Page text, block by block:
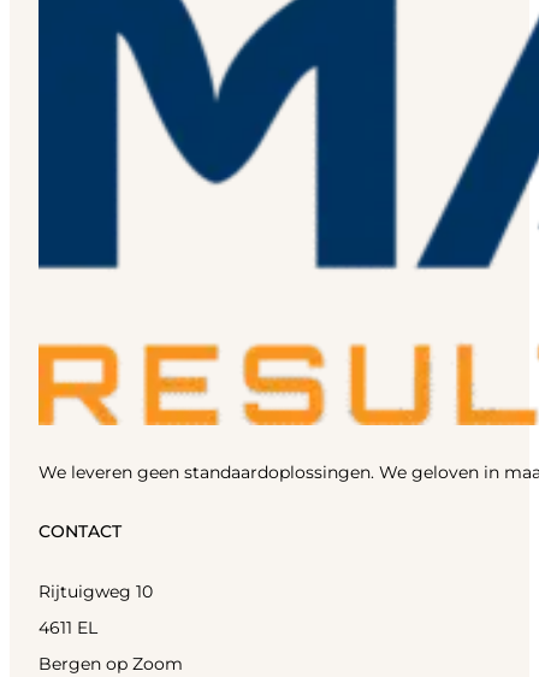
We leveren geen standaardoplossingen. We geloven in
CONTACT
Rijtuigweg 10
4611 EL
Bergen op Zoom